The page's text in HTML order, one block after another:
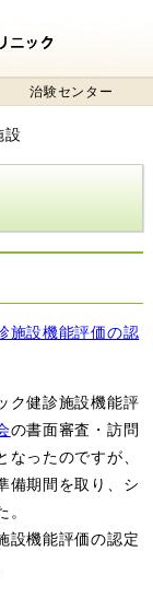
治験センター
設
施設機能評価の認
ク健診施設機能評
の書面審査・訪問
ったのですが、
備期間を取り、シ
設機能評価の認定